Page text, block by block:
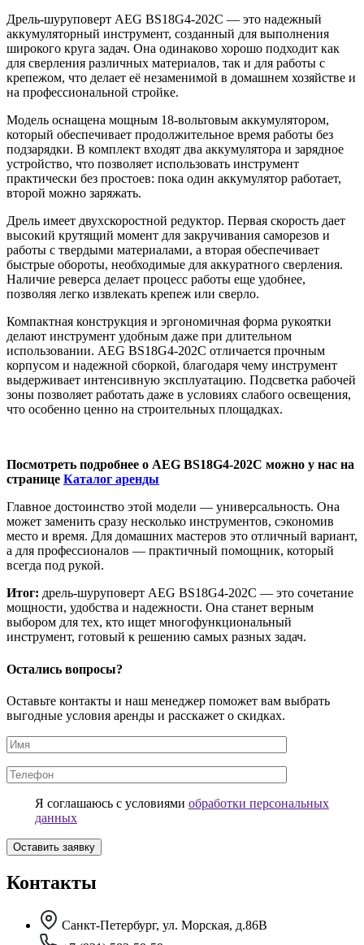
Дрель-шуруповерт AEG BS18G4-202C — это надежный
аккумуляторный инструмент, созданный для выполнения
широкого круга задач. Она одинаково хорошо подходит как
для сверления различных материалов, так и для работы с
крепежом, что делает её незаменимой в домашнем хозяйстве и
на профессиональной стройке.
Модель оснащена мощным 18-вольтовым аккумулятором,
который обеспечивает продолжительное время работы без
подзарядки. В комплект входят два аккумулятора и зарядное
устройство, что позволяет использовать инструмент
практически без простоев: пока один аккумулятор работает,
второй можно заряжать.
Дрель имеет двухскоростной редуктор. Первая скорость дает
высокий крутящий момент для закручивания саморезов и
работы с твердыми материалами, а вторая обеспечивает
быстрые обороты, необходимые для аккуратного сверления.
Наличие реверса делает процесс работы еще удобнее,
позволяя легко извлекать крепеж или сверло.
Компактная конструкция и эргономичная форма рукоятки
делают инструмент удобным даже при длительном
использовании. AEG BS18G4-202C отличается прочным
корпусом и надежной сборкой, благодаря чему инструмент
выдерживает интенсивную эксплуатацию. Подсветка рабочей
зоны позволяет работать даже в условиях слабого освещения,
что особенно ценно на строительных площадках.
Посмотреть подробнее о AEG BS18G4-202C можно у нас на
странице Каталог аренды
Главное достоинство этой модели — универсальность. Она
может заменить сразу несколько инструментов, сэкономив
место и время. Для домашних мастеров это отличный вариант,
а для профессионалов — практичный помощник, который
всегда под рукой.
Итог: дрель-шуруповерт AEG BS18G4-202C — это сочетание
мощности, удобства и надежности. Она станет верным
выбором для тех, кто ищет многофункциональный
инструмент, готовый к решению самых разных задач.
Остались вопросы?
Оставьте контакты и наш менеджер поможет вам выбрать
выгодные условия аренды и расскажет о скидках.
Я соглашаюсь с условиями обработки персональных
данных
Контакты
Санкт-Петербург, ул. Морская, д.86В